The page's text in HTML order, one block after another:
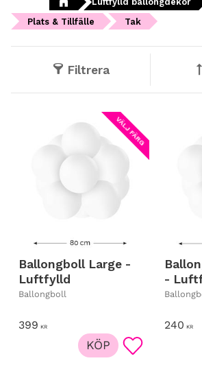
Plats & Tillfälle
Tak
Filtrera
Ballongboll Large -
Luftfylld
Ballongboll
399 KR
VÄLJ FÄRG
Lägg till i
KÖP
-
240 KR